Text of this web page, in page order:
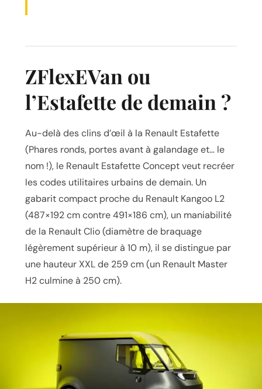
ZFlexEVan ou
l’Estafette de demain ?
Au-delà des clins d’œil à la Renault Estafette
(Phares ronds, portes avant à galandage et… le
nom !), le Renault Estafette Concept veut recréer
les codes utilitaires urbains de demain. Un
gabarit compact proche du Renault Kangoo L2
(487×192 cm contre 491×186 cm), un maniabilité
de la Renault Clio (diamètre de braquage
légèrement supérieur à 10 m), il se distingue par
une hauteur XXL de 259 cm (un Renault Master
H2 culmine à 250 cm).